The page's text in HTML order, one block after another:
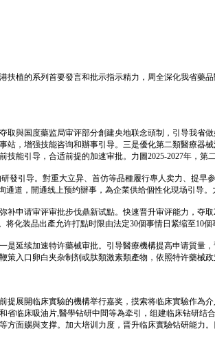
植的系列首要發言和批示指示精力，周全深化我省
取與国度藥监局审评部分創建央地联念頭制，引导我
，增强技能咨询和辦事引导。三是優化第二類醫療
能引导，合适前提的加速审批。力圖2025-2027年，第
發引导。對重大立异、首仿等品種履行專人卖力、提
道，開通线上预约辦事，為企業供给個性化現场引导
补申请审评审批步伐鼎新试點。快速晋升审评能力，
化装品出產允许打點时限由法定30個事情日紧缩至10
是延续加速特许藥械审批。引导醫療機構提高申请質
入口卵白夹杂制剂或肽類激素類產物，依照特许藥械政
提展開临床實驗的機構举行嘉奖，摸索将临床實驗作
临床吸油片,醫學钻研中間等為牵引，组建临床钻研
面赐與支撑。加大培训力度，晋升临床實驗钻研能